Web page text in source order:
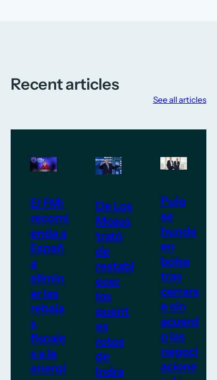
Recent articles
See all articles
El FMI
recomi
enda a
Españ
a
elimin
ar las
rebaja
s
fiscale
s a la
energí
De Los
Mozos
trató
de
restabl
ecer
los
puent
es
rotos
de
Indra
Puig
se
hunde
en
bolsa
tras
cerrars
e sin
acuerd
o las
negoci
acione